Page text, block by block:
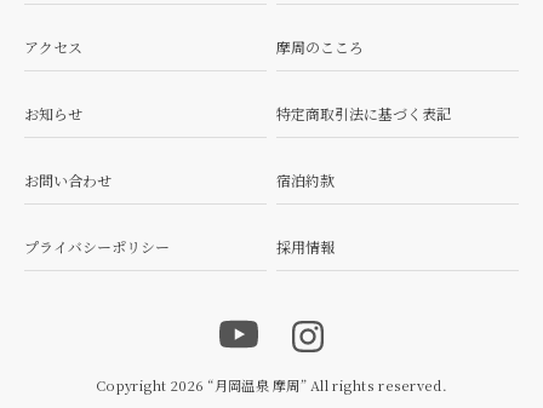
アクセス 摩周のこころ
お知らせ 特定商取引法に基づく表記
お問い合わせ 宿泊約款
プライバシーポリシー 採用情報
Copyright 2026 “月岡温泉 摩周” All rights reserved.